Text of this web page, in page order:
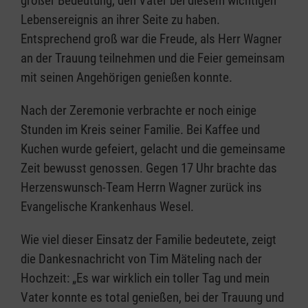
Lebensereignis an ihrer Seite zu haben.
Entsprechend groß war die Freude, als Herr Wagner
an der Trauung teilnehmen und die Feier gemeinsam
mit seinen Angehörigen genießen konnte.
Nach der Zeremonie verbrachte er noch einige
Stunden im Kreis seiner Familie. Bei Kaffee und
Kuchen wurde gefeiert, gelacht und die gemeinsame
Zeit bewusst genossen. Gegen 17 Uhr brachte das
Herzenswunsch-Team Herrn Wagner zurück ins
Evangelische Krankenhaus Wesel.
Wie viel dieser Einsatz der Familie bedeutete, zeigt
die Dankesnachricht von Tim Mäteling nach der
Hochzeit: „Es war wirklich ein toller Tag und mein
Vater konnte es total genießen, bei der Trauung und